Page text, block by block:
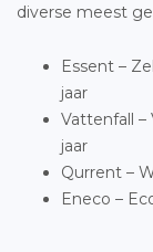
diverse meest
Essent –
jaar
Vattenfall –
jaar
Qurrent –
Eneco –